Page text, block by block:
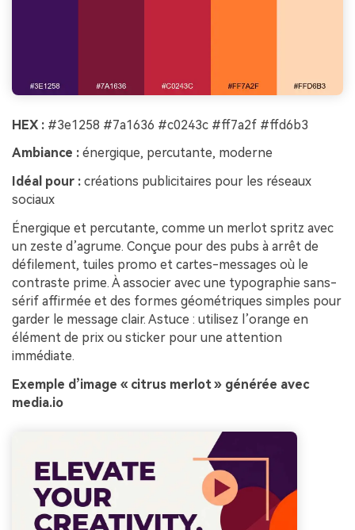
HEX : #3e1258 #7a1636 #c0243c #ff7a2f #ffd6b3
Ambiance : énergique, percutante, moderne
Idéal pour : créations publicitaires pour les réseaux
sociaux
Énergique et percutante, comme un merlot spritz avec
un zeste d’agrume. Conçue pour des pubs à arrêt de
défilement, tuiles promo et cartes-messages où le
contraste prime. À associer avec une typographie sans-
sérif affirmée et des formes géométriques simples pour
garder le message clair. Astuce : utilisez l’orange en
élément de prix ou sticker pour une attention
immédiate.
Exemple d’image « citrus merlot » générée avec
media.io